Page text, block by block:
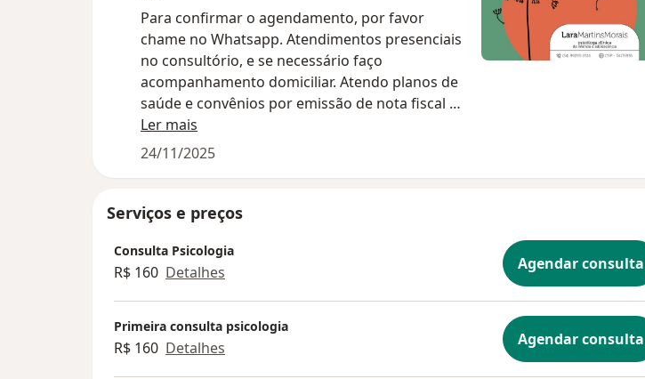
Para confirmar o agendamento, por favor
chame no Whatsapp. Atendimentos presenciais
no consultório, e se necessário faço
acompanhamento domiciliar. Atendo planos de
saúde e convênios por emissão de nota fiscal e
reembolso.
Ler mais
24/11/2025
Serviços e preços
Consulta Psicologia
R$ 160 Detalhes Agendar consulta
Primeira consulta psicologia
R$ 160 Detalhes Agendar consulta